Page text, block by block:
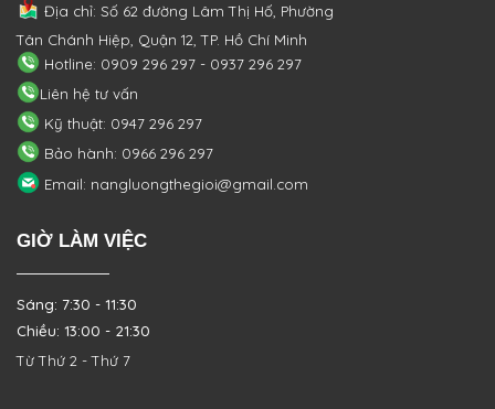
Địa chỉ: Số 62 đường Lâm Thị Hố, Phường
Tân Chánh Hiệp, Quận 12, TP. Hồ Chí Minh
Hotline: 0909 296 297 - 0937 296 297
Liên hệ tư vấn
Kỹ thuật: 0947 296 297
Bảo hành: 0966 296 297
Email: nangluongthegioi@gmail.com
GIỜ LÀM VIỆC
Sáng: 7:30 - 11:30
Chiều: 13:00 - 21:30
Từ Thứ 2 - Thứ 7